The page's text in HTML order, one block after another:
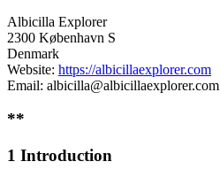
Albicilla Explorer
2300 København S
Denmark
Website: https://albicillaexplorer.com
Email: albicilla@albicillaexplorer.com
**
1 Introduction